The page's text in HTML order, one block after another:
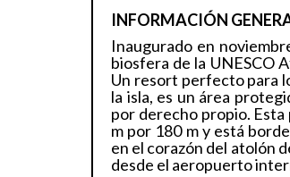
INFORMACIÓN
Inaugurado en
biosfera de la UNESCO
Un resort perfecto para
la isla, es un área
por derecho propio.
m por 180 m y está
en el corazón del atolón
desde el aeropuerto